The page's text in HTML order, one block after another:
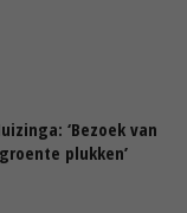
‘Bezoek van
plukken’